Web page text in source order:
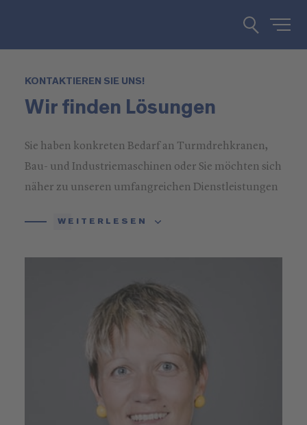
KONTAKTIEREN SIE UNS!
Wir finden Lösungen
Sie haben konkreten Bedarf an Turmdrehkranen,
Bau- und Industriemaschinen oder Sie möchten sich
näher zu unseren umfangreichen Dienstleistungen
WEITERLESEN